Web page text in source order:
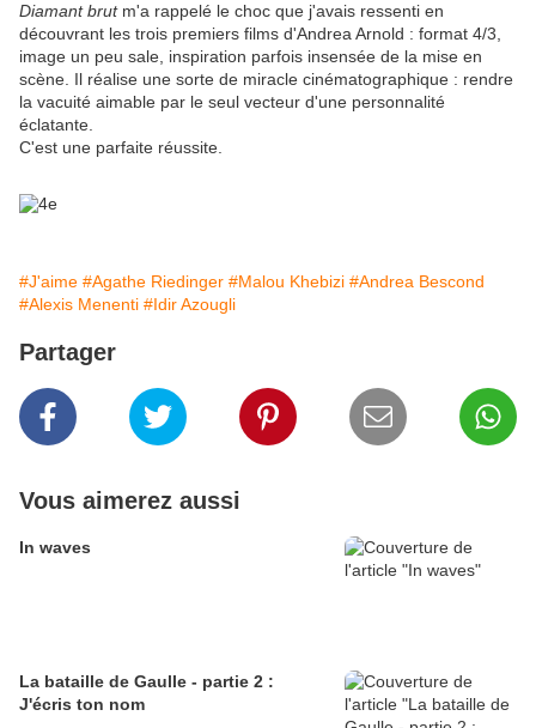
Diamant brutm'a rappelé le choc que j'avais ressenti en
découvrant les trois premiers films d'Andrea Arnold : format 4/3,
image un peu sale, inspiration parfois insensée de la mise en
scène. Il réalise une sorte de miracle cinématographique : rendre
la vacuité aimable par le seul vecteur d'une personnalité
éclatante.
C'est une parfaite réussite.
#J'aime #Agathe Riedinger #Malou Khebizi #Andrea Bescond
#Alexis Menenti #Idir Azougli
Partager
Vous aimerez aussi
In waves
La bataille de Gaulle - partie 2 :
J'écris ton nom